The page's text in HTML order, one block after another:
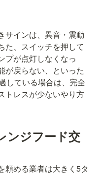
サインは、異音・震動
た、スイッチを押して
プが点灯しなくなっ
が戻らない、といった
している場合は、完全
トレスが少ないやり方
ンジフード交
頼める業者は大きく5タ